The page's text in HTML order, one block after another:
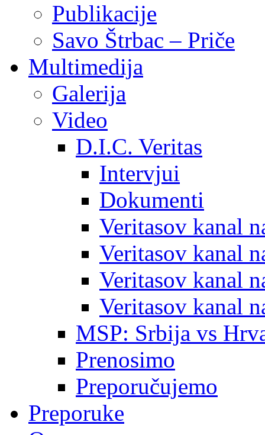
Publikacije
Savo Štrbac – Priče
Multimedija
Galerija
Video
D.I.C. Veritas
Intervjui
Dokumenti
Veritasov kanal
Veritasov kanal
Veritasov kanal
Veritasov kanal
MSP: Srbija vs
Prenosimo
Preporučujemo
Preporuke